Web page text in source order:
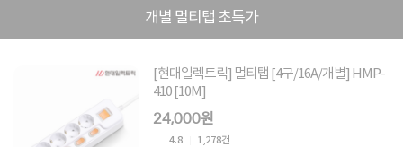
개별 멀티탭 초특가
[현대일렉트릭] 멀티탭 [4구/16A/개별] HMP-
410 [10M]
24,000원
4.8 1,278건